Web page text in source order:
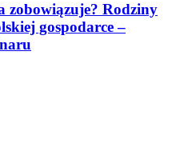
zobowiązuje? Rodziny
gospodarce –